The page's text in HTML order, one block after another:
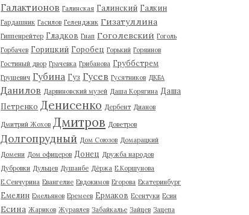
Галактионов Галинская Галинский Галкин
Гардашник Гасилов Геленджик Гизатуллина
Гиппенрейтер Гладков Гнап Гоголевский Гоголь
Горбачев Горицкий Горобец Горький Горяинов
Гостиный двор Грачевка Грибанова Груббстрем
Грушевич Губина Гуз Гусев Гусятников ДКБА
Данилов Дарвиновский музей Даша Корягина Даша
Петренко Денисенко Дербент Дианов
Дмитрий Жохов Дмитров Доветров
Долгопрудный Дом Союзов Домарацкий
Домени Дом офицеров Донец Дружба народов
Дубровки Дульцев Душанбе Дёржа Е.Коршунова
Е.Сенчурина Евангелие Евдокимов Егорова Екатеринбург
Емелин Емельянов Еремеев Ермаков Есентуки Есин
Есина Жариков Журавлев Забайкалье Зайцев Зацепа